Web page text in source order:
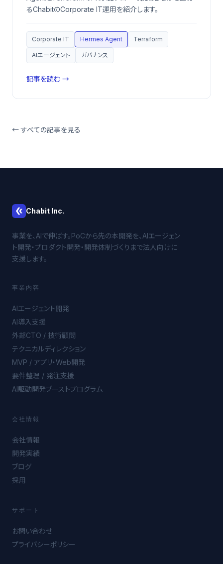
るChabitのCorporate IT運用を紹介します。
Corporate IT Hermes Agent Terraform
AIエージェント ガバナンス
記事を読む →
← すべての記事を見る
Chabit Inc.
事業を、AIで伸ばす。PoCから先の本開発を、AIエージェン
ト開発・プロダクト開発・開発体制づくりまで法人向けに
支援します。
事業内容
AIエージェント開発
AI導入支援
外部CTO / 技術顧問
テクニカルディレクション
MVP / アプリ・Web開発
要件整理 / 発注支援
AI駆動開発ブーストプログラム
会社情報
会社情報
開発実績
ブログ
採用
サポート
お問い合わせ
プライバシーポリシー